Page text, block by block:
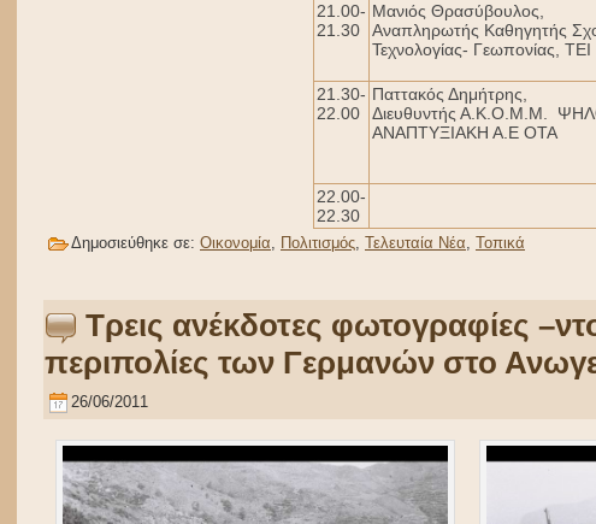
21.00-
21.30
Μανιός Θρασύβουλος,
Αναπληρωτής Καθηγητής
Τεχνολογίας- Γεωπονίας,
21.30-
22.00
Παττακός Δημήτρης,
Διευθυντής Α.Κ.Ο.Μ.Μ.
ΑΝΑΠΤΥΞΙΑΚΗ Α.Ε ΟΤΑ
22.00-
22.30
Δημοσιεύθηκε σε: Οικονομία, Πολιτισμός, Τελευταία Νέα, Τοπικά
Τρεις ανέκδοτες φωτογραφίες
περιπολίες των Γερμανών στο
26/06/2011